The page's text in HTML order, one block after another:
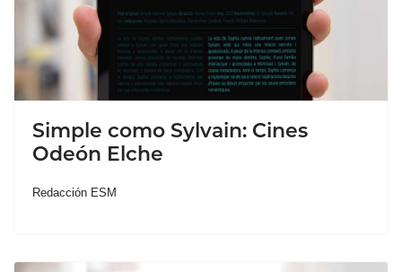
Simple como Sylvain: Cines
Odeón Elche
Redacción ESM